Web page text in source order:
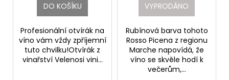
DO KOŠÍKU
Profesionální otvírák na
víno vám vždy zpříjemní
tuto chvilku!Otvírák z
vinařství Velenosi vini...
VYPRODÁNO
Rubínová barva tohoto
Rosso Picena z regionu
Marche napovídá, že
víno se skvěle hodí k
večerům,...